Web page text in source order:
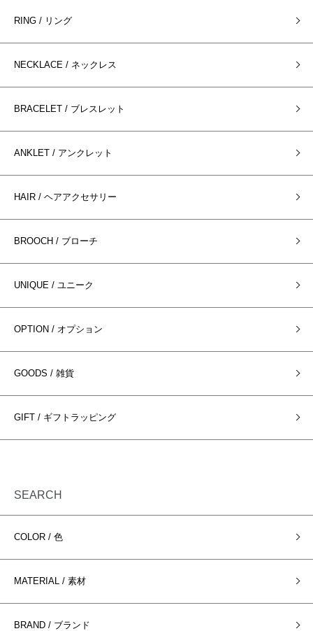
RING / リング
NECKLACE / ネックレス
BRACELET / ブレスレット
ANKLET / アンクレット
HAIR / ヘアアクセサリー
BROOCH / ブローチ
UNIQUE / ユニーク
OPTION / オプション
GOODS / 雑貨
GIFT / ギフトラッピング
SEARCH
COLOR / 色
MATERIAL / 素材
BRAND / ブランド